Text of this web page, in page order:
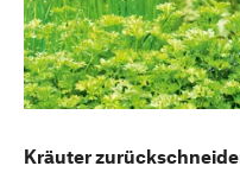
Kräuter